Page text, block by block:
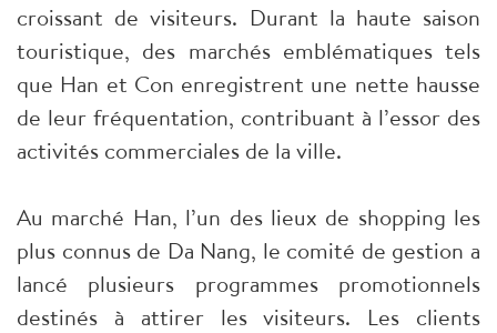
croissant de visiteurs. Durant la haute saison
touristique, des marchés emblématiques tels
que Han et Con enregistrent une nette hausse
de leur fréquentation, contribuant à l’essor des
activités commerciales de la ville.
Au marché Han, l’un des lieux de shopping les
plus connus de Da Nang, le comité de gestion a
lancé plusieurs programmes promotionnels
destinés à attirer les visiteurs. Les clients